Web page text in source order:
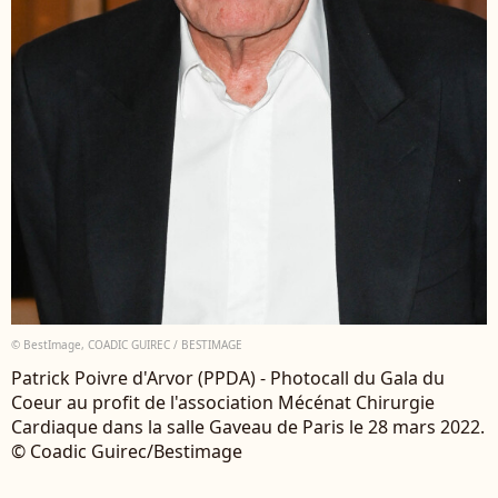
© BestImage, COADIC GUIREC / BESTIMAGE
Patrick Poivre d'Arvor (PPDA) - Photocall du Gala du
Coeur au profit de l'association Mécénat Chirurgie
Cardiaque dans la salle Gaveau de Paris le 28 mars 2022.
© Coadic Guirec/Bestimage